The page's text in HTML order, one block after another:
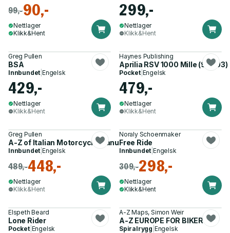
99,-90,-
Nettlager
Klikk&Hent
299,-
Nettlager
Klikk&Hent
Greg Pullen
BSA
Innbundet |Engelsk
429,-
Nettlager
Klikk&Hent
Haynes Publishing
Aprilia RSV 1000 Mille (98 -03)
Pocket| Engelsk
479,-
Nettlager
Klikk&Hent
Greg Pullen
A-Z of Italian Motorcycle Manufacturers
Innbundet |Engelsk
489,-448,-
Nettlager
Klikk&Hent
Noraly Schoenmaker
Free Ride
Innbundet |Engelsk
309,-298,-
Nettlager
Klikk&Hent
Elspeth Beard
Lone Rider
Pocket| Engelsk
A-Z Maps, Simon Weir
A-Z EUROPE FOR BIKERS SP
Spiralrygg Engelsk